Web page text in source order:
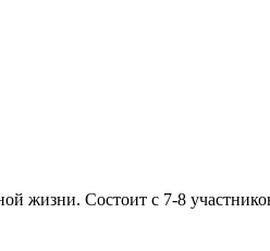
жизни. Состоит с 7-8